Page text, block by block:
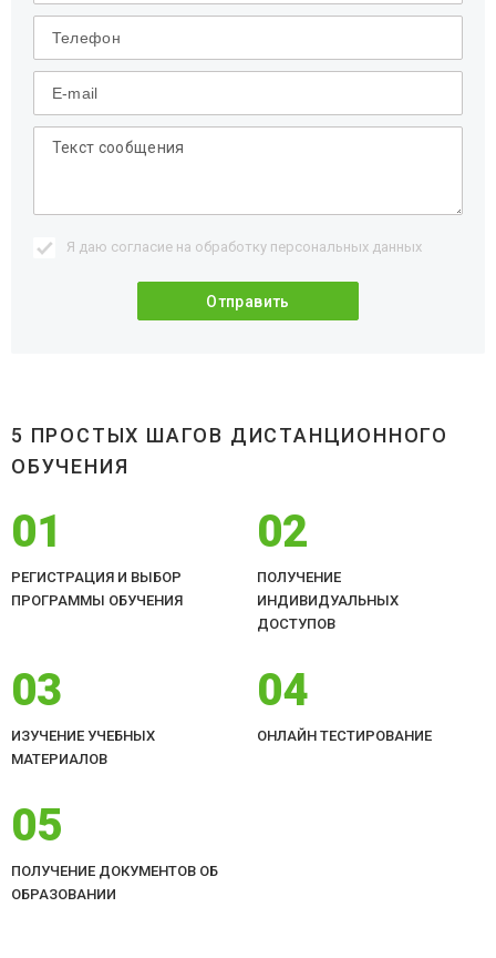
Я даю согласие на обработку персональных данных
5 ПРОСТЫХ ШАГОВ ДИСТАНЦИОННОГО
ОБУЧЕНИЯ
01
РЕГИСТРАЦИЯ И ВЫБОР
ПРОГРАММЫ ОБУЧЕНИЯ
02
ПОЛУЧЕНИЕ
ИНДИВИДУАЛЬНЫХ
ДОСТУПОВ
03
ИЗУЧЕНИЕ УЧЕБНЫХ
МАТЕРИАЛОВ
04
ОНЛАЙН ТЕСТИРОВАНИЕ
05
ПОЛУЧЕНИЕ ДОКУМЕНТОВ ОБ
ОБРАЗОВАНИИ